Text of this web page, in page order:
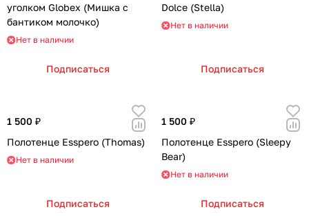
уголком Globex (Мишка с
бантиком молочко)
Нет в наличии
Подписаться
Dolce (Stella)
Нет в наличии
Подписаться
1 500 ₽
Полотенце Esspero (Thomas)
Нет в наличии
Подписаться
1 500 ₽
Полотенце Esspero (Sleepy
Bear)
Нет в наличии
Подписаться